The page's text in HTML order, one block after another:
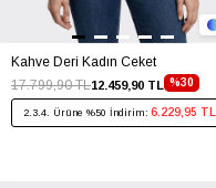
Kahve Deri Kadın Ceket
%30
12.459,90 TL
17.799,90 TL
2.3.4. Ürüne %50 İndirim: 6.229,95 TL